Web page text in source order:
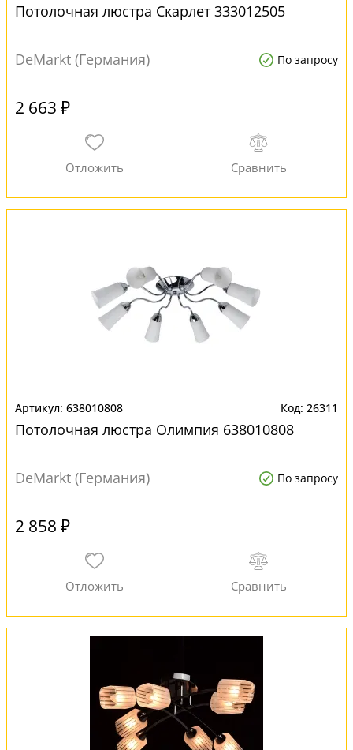
Потолочная люстра Скарлет 333012505
DeMarkt (Германия) По запросу
2 663 ₽
638010808 26311
Потолочная люстра Олимпия 638010808
DeMarkt (Германия) По запросу
2 858 ₽